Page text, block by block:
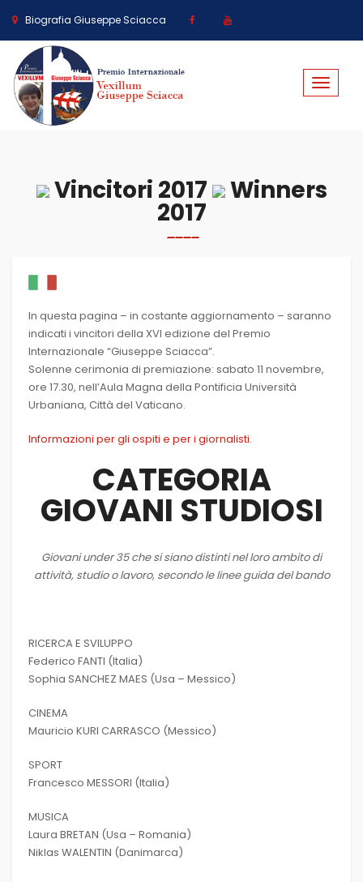
Biografia Giuseppe Sciacca
Toggle
Vincitori 2017 Winners
2017
In questa pagina – in costante aggiornamento – saranno
indicati i vincitori della XVI edizione del Premio
Internazionale “Giuseppe Sciacca”.
Solenne cerimonia di premiazione: sabato 11 novembre,
ore 17.30, nell’Aula Magna della Pontificia Università
Urbaniana, Città del Vaticano.
Informazioni per gli ospiti e per i giornalisti.
CATEGORIA
GIOVANI STUDIOSI
Giovani under 35 che si siano distinti nel loro ambito di
attività, studio o lavoro, secondo le linee guida del bando
RICERCA E SVILUPPO
Federico FANTI (Italia)
Sophia SANCHEZ MAES (Usa – Messico)
CINEMA
Mauricio KURI CARRASCO (Messico)
SPORT
Francesco MESSORI (Italia)
MUSICA
Laura BRETAN (Usa – Romania)
Niklas WALENTIN (Danimarca)